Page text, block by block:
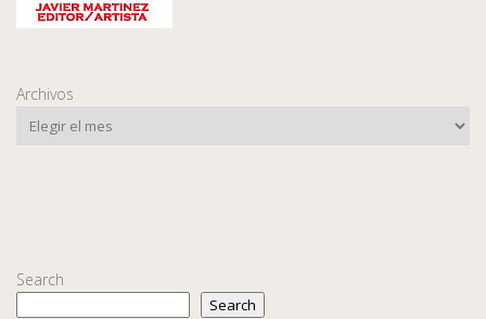
Archivos
Search
Search